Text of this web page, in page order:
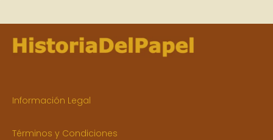
Información Legal
Términos y Condiciones